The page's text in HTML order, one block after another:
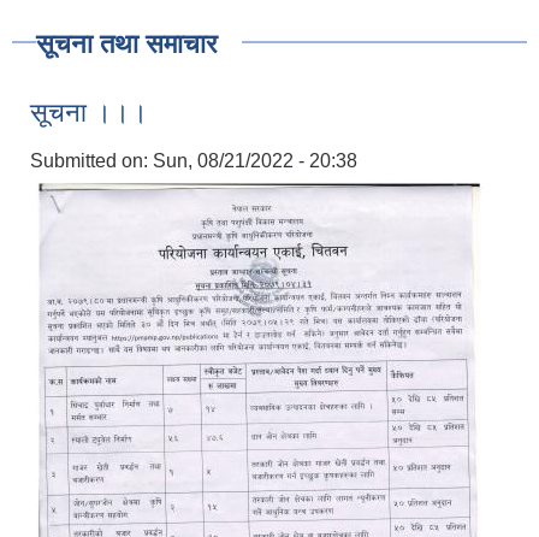
सूचना तथा समाचार
सूचना ।।।
Submitted on: Sun, 08/21/2022 - 20:38